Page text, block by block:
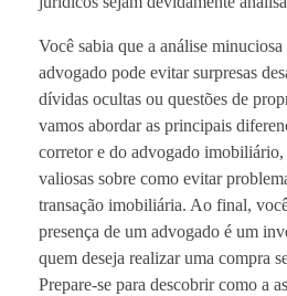
Você sabia que a análise
advogado pode evitar surpresas
dívidas ocultas ou questões de
vamos abordar as principais
corretor e do advogado imobiliário,
valiosas sobre como evitar
transação imobiliária. Ao final,
presença de um advogado é um
quem deseja realizar uma compra
Prepare-se para descobrir como a